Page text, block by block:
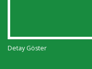
Detay Göster